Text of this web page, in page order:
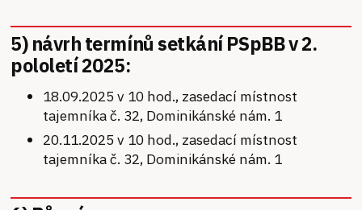
5) návrh termínů setkání PSpBB v 2.
pololetí 2025:
18.09.2025 v 10 hod., zasedací místnost
tajemníka č. 32, Dominikánské nám. 1
20.11.2025 v 10 hod., zasedací místnost
tajemníka č. 32, Dominikánské nám. 1